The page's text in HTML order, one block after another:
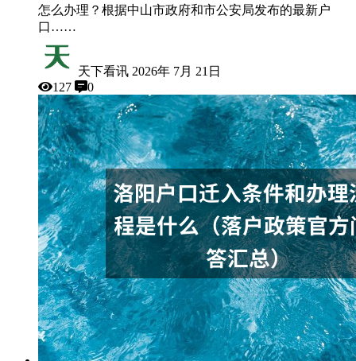
怎么办理？根据中山市政府和市公安局发布的最新户
口……
天下看讯 2026年 7月 21日
127
0